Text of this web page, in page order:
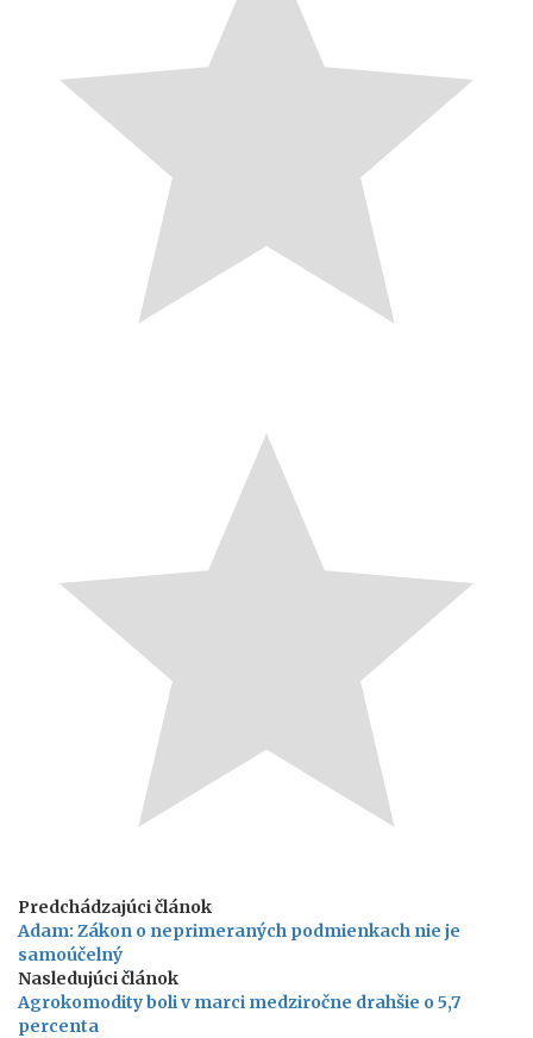
Predchádzajúci článok
Adam: Zákon o neprimeraných podmienkach nie je
samoúčelný
Nasledujúci článok
Agrokomodity boli v marci medziročne drahšie o 5,7
percenta